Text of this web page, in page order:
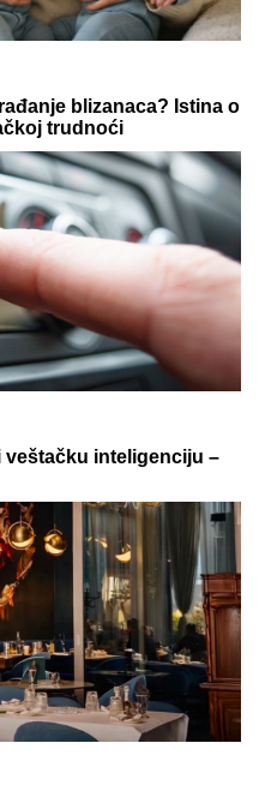
6. AVGUST:
probleme sa partnerom,
u porodici
EGZOTIČNIH
biser među
jedna destinacija je
MILICE I
GORI!
mi je da je sa
rešiti na sudu"
by Aklamator